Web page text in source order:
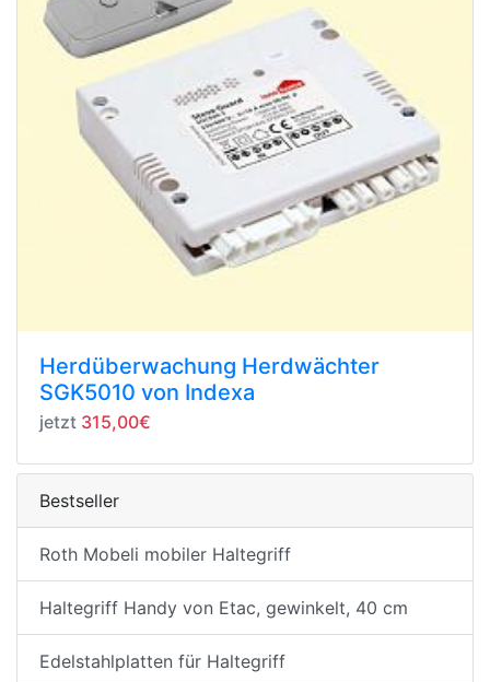
Herdüberwachung Herdwächter
SGK5010 von Indexa
jetzt 315,00€
Bestseller
Roth Mobeli mobiler Haltegriff
Haltegriff Handy von Etac, gewinkelt, 40 cm
Edelstahlplatten für Haltegriff